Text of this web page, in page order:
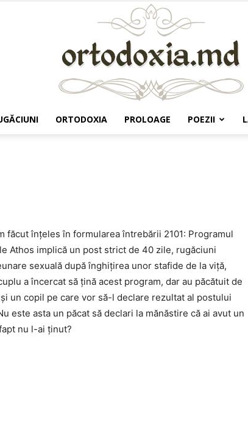
ORTODOXIA PROLOAGE POEZII
făcut înțeles în formularea întrebării 2101: Programul
Athos implică un post strict de 40 zile, rugăciuni
sexuală după înghițirea unor stafide de la viță,
a încercat să țină acest program, dar au păcătuit de
un copil pe care vor să-l declare rezultat al postului
este asta un păcat să declari la mănăstire că ai avut un
nu l-ai ținut?